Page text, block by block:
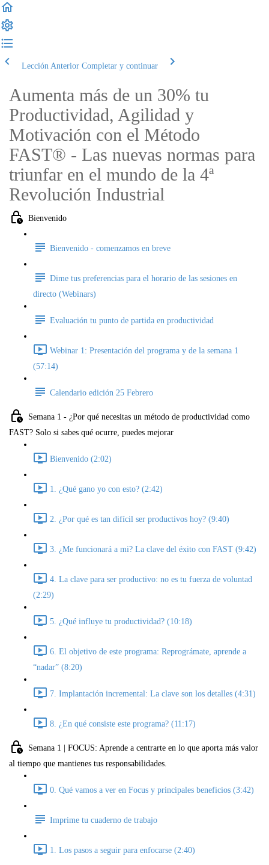
Lección Anterior Completar y continuar
Aumenta más de un 30% tu
Productividad, Agilidad y
Motivación con el Método
FAST® - Las nuevas normas para
triunfar en el mundo de la 4ª
Revolución Industrial
Bienvenido
Bienvenido - comenzamos en breve
Dime tus preferencias para el horario de las sesiones en
directo (Webinars)
Evaluación tu punto de partida en productividad
Webinar 1: Presentación del programa y de la semana 1
(57:14)
Calendario edición 25 Febrero
Semana 1 - ¿Por qué necesitas un método de productividad como
FAST? Solo si sabes qué ocurre, puedes mejorar
Bienvenido (2:02)
1. ¿Qué gano yo con esto? (2:42)
2. ¿Por qué es tan difícil ser productivos hoy? (9:40)
3. ¿Me funcionará a mi? La clave del éxito con FAST (9:42)
4. La clave para ser productivo: no es tu fuerza de voluntad
(2:29)
5. ¿Qué influye tu productividad? (10:18)
6. El objetivo de este programa: Reprográmate, aprende a
“nadar” (8:20)
7. Implantación incremental: La clave son los detalles (4:31)
8. ¿En qué consiste este programa? (11:17)
Semana 1 | FOCUS: Aprende a centrarte en lo que aporta más valor
al tiempo que mantienes tus responsabilidades.
0. Qué vamos a ver en Focus y principales beneficios (3:42)
Imprime tu cuaderno de trabajo
1. Los pasos a seguir para enfocarse (2:40)